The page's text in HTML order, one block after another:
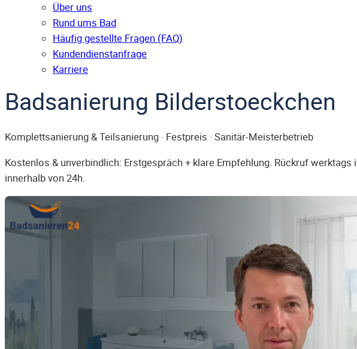
Über uns
Rund ums Bad
Häufig gestellte Fragen (FAQ)
Kunden­dienst­anfrage
Karriere
Badsanierung Bilderstoeckchen
Komplettsanierung & Teilsanierung · Festpreis · Sanitär-Meisterbetrieb
Kostenlos & unverbindlich: Erstgespräch + klare Empfehlung. Rückruf werktags
innerhalb von 24h.